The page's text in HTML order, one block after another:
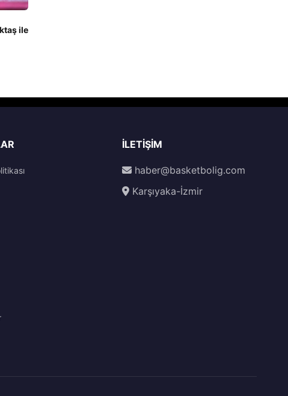
ile
İLETIŞIM
haber@basketbolig.com
Karşıyaka-İzmir